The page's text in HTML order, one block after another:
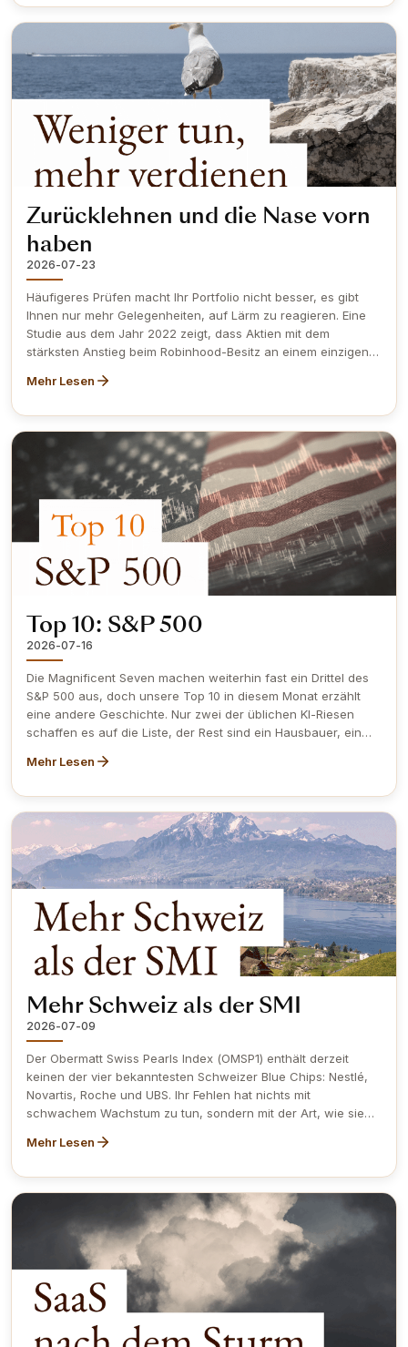
nach seinem Karriereberatungsgeschäft antreibt. In unserem
neuesten Blog zeigen wir, wie sich diese Geschichte
entwickelt hat, und warum Adecco nun in den Obermatt
Swiss Pearls Index (OMSP1) aufsteigt und VZ Holding ersetzt.
Zurücklehnen und die Nase vorn
haben
2026-07-23
Häufigeres Prüfen macht Ihr Portfolio nicht besser, es gibt
Ihnen nur mehr Gelegenheiten, auf Lärm zu reagieren. Eine
Studie aus dem Jahr 2022 zeigt, dass Aktien mit dem
stärksten Anstieg beim Robinhood-Besitz an einem einzigen
Jahrzehnte zuvor ergab eine wegweisende Studie zu US-
erbracht hätte. Unser neuester Blog zeigt, warum diese Lücke
besteht, und welcher Obermatt Rang je nach Kursrichtung zu
prüfen ist.
Mehr Lesen
Top 10: S&P 500
2026-07-16
Die Magnificent Seven machen weiterhin fast ein Drittel des
S&P 500 aus, doch unsere Top 10 in diesem Monat erzählt
eine andere Geschichte. Nur zwei der üblichen KI-Riesen
schaffen es auf die Liste, der Rest sind ein Hausbauer, ein
Hersteller von Schlafapnoe-Geräten, von denen einige
wir die Top-10-Aktien des S&P 500 nach unserer 360° Sicht
und neu auch nach Value.
Mehr Lesen
Mehr Schweiz als der SMI
2026-07-09
Der Obermatt Swiss Pearls Index (OMSP1) enthält derzeit
keinen der vier bekanntesten Schweizer Blue Chips: Nestlé,
Novartis, Roche und UBS. Ihr Fehlen hat nichts mit
schwachem Wachstum zu tun, sondern mit der Art, wie sie
vermuten lässt. Das ist zugleich ein guter Einstieg in die
stützen, verteilen sich die 36 Titel über einen deutlich
breiteren Ausschnitt der Schweizer Wirtschaft,
einschliesslich Branchen und Unternehmensgrössen, die der
SMI unterrepräsentiert. Lesen Sie weiter, welche Schweizer
Aktien diese Lücke füllen, und was ein genauerer Blick auf
die Ränge hinter Nestlé wirklich zeigt.
Mehr Lesen